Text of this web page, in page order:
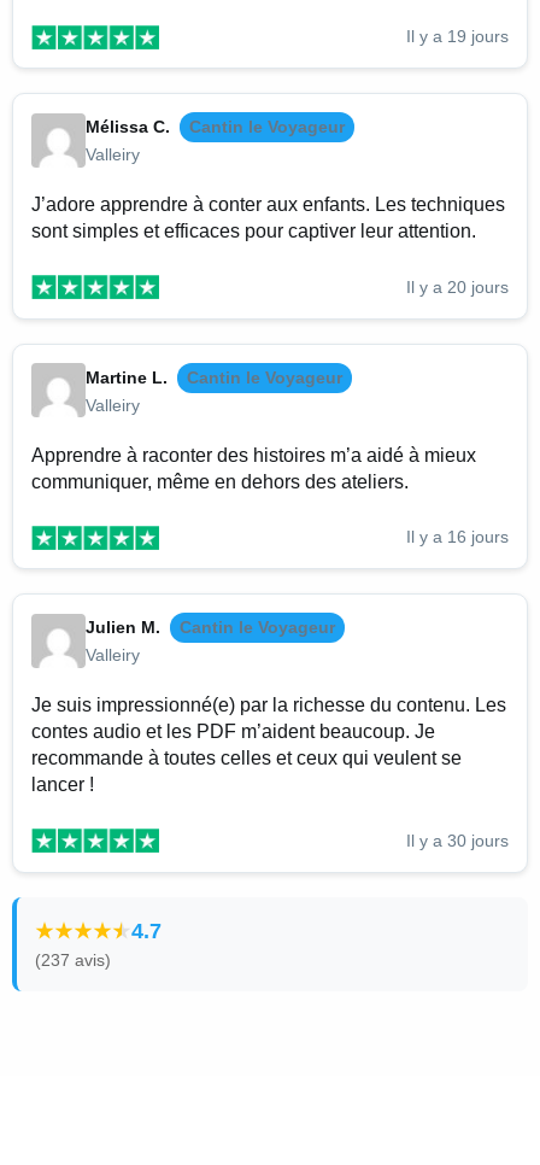
Il y a 19 jours
Mélissa C.
Cantin le Voyageur
Valleiry
J’adore apprendre à conter aux enfants. Les techniques
sont simples et efficaces pour captiver leur attention.
Il y a 20 jours
Martine L.
Cantin le Voyageur
Valleiry
Apprendre à raconter des histoires m’a aidé à mieux
communiquer, même en dehors des ateliers.
Il y a 16 jours
Julien M.
Cantin le Voyageur
Valleiry
Je suis impressionné(e) par la richesse du contenu. Les
contes audio et les PDF m’aident beaucoup. Je
recommande à toutes celles et ceux qui veulent se
lancer !
Il y a 30 jours
4.7
(237 avis)